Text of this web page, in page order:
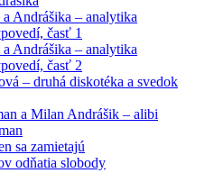
Andrášika – analytika
časť 1
Andrášika – analytika
časť 2
– druhá diskotéka a svedok
a Milan Andrášik – alibi
sa zamietajú
odňatia slobody